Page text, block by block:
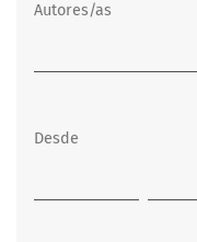
Autores/as
Desde